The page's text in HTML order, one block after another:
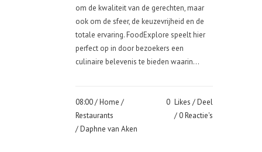
om de kwaliteit van de gerechten, maar
ook om de sfeer, de keuzevrijheid en de
totale ervaring. FoodExplore speelt hier
perfect op in door bezoekers een
culinaire belevenis te bieden waarin...
08:00 /Home /
Restaurants
/ Daphne van Aken
0 Likes
Deel
0 Reactie's